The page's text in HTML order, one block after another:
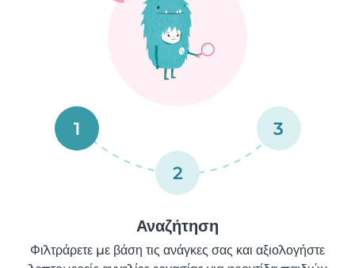
1
2
3
Αναζήτηση
Φιλτράρετε με βάση τις ανάγκες σας και αξιολογήστε